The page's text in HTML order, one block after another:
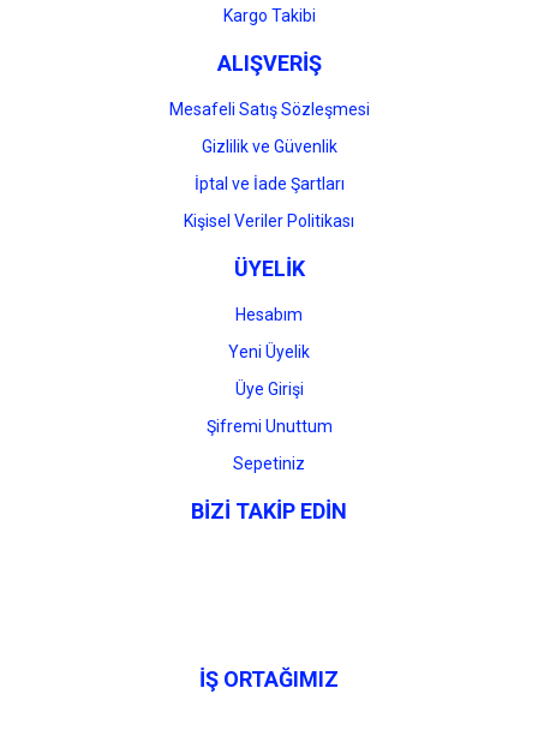
Gönder
Kargo Takibi
ALIŞVERİŞ
Mesafeli Satış Sözleşmesi
Gizlilik ve Güvenlik
İptal ve İade Şartları
Kişisel Veriler Politikası
ÜYELİK
Hesabım
Yeni Üyelik
Üye Girişi
Şifremi Unuttum
Sepetiniz
BİZİ TAKİP EDİN
İŞ ORTAĞIMIZ